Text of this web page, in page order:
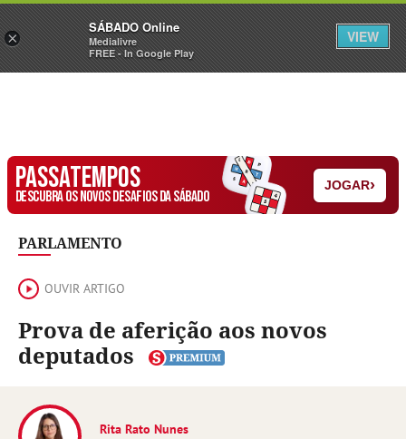
Sábado Assine Iniciar Sessão
PASSATEMPOS
DESCUBRA OS NOVOS DESAFIOS DA SÁBADO
JOGAR›
PARLAMENTO
OUVIR ARTIGO
Prova de aferição aos novos
deputados
Rita Rato Nunes
×
SÁBADO Online
Medialivre
FREE - In Google Play
VIEW